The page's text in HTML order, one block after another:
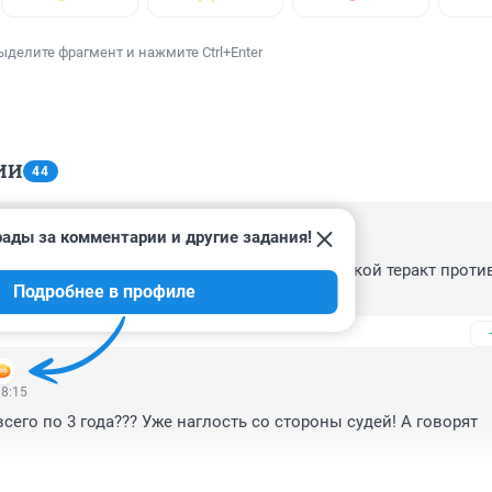
фрагмент и нажмите Ctrl+Enter
44
осталось по 2.5 года, что то маловато за такой теракт
за комментарии и другие задания!
Подробнее в профиле
по 3 года??? Уже наглость со стороны судей! А говорят